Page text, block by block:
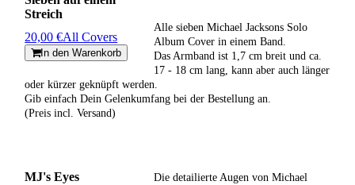
Streich
20,00 €All Covers
In den Warenkorb
Alle sieben Michael Jacksons Solo
Album Cover in einem Band.
Das Armband ist 1,7 cm breit und ca.
17 - 18 cm lang, kann aber auch länger
oder kürzer geknüpft werden.
Gib einfach Dein Gelenkumfang bei der Bestellung an.
(Preis incl. Versand)
MJ's Eyes
Die detailierte Augen von Michael